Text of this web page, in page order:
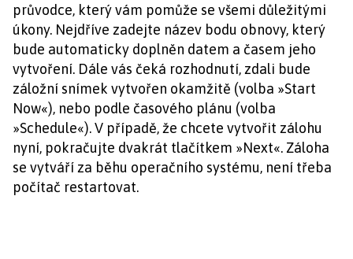
průvodce, který vám pomůže se všemi důležitými
úkony. Nejdříve zadejte název bodu obnovy, který
bude automaticky doplněn datem a časem jeho
vytvoření. Dále vás čeká rozhodnutí, zdali bude
záložní snímek vytvořen okamžitě (volba »Start
Now«), nebo podle časového plánu (volba
»Schedule«). V případě, že chcete vytvořit zálohu
nyní, pokračujte dvakrát tlačítkem »Next«. Záloha
se vytváří za běhu operačního systému, není třeba
počítač restartovat.